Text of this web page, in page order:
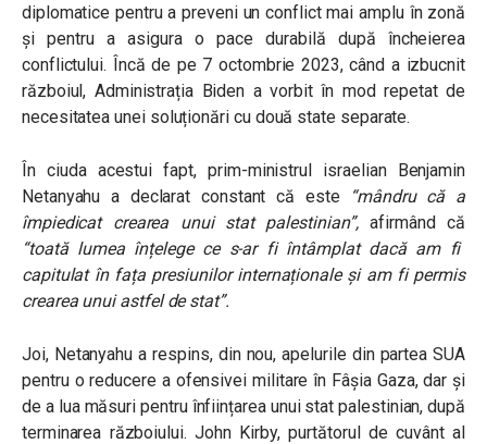
diplomatice pentru a preveni un conflict mai amplu în zonă
și pentru a asigura o pace durabilă după încheierea
conflictului. Încă de pe 7 octombrie 2023, când a izbucnit
războiul, Administrația Biden a vorbit în mod repetat de
necesitatea unei soluționări cu două state separate.
În ciuda acestui fapt, prim-ministrul israelian Benjamin
Netanyahu a declarat constant că este
“mândru că a
împiedicat crearea unui stat palestinian”,afirmând că
“toată lumea înțelege ce s-ar fi întâmplat dacă am fi
capitulat în fața presiunilor internaționale și am fi permis
crearea unui astfel de stat”.
Joi, Netanyahu a respins, din nou, apelurile din partea SUA
pentru o reducere a ofensivei militare în Fâșia Gaza, dar și
de a lua măsuri pentru înființarea unui stat palestinian, după
terminarea războiului. John Kirby, purtătorul de cuvânt al